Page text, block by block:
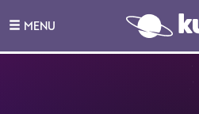
MENU